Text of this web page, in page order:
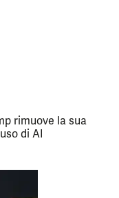
rimuove la sua
di AI